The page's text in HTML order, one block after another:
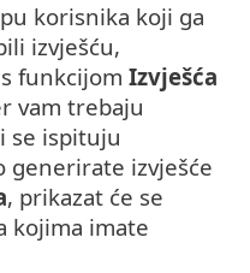
korisnika koji ga
izvješću,
s funkcijom Izvješća
vam trebaju
se ispituju
generirate izvješće
, prikazat će se
kojima imate